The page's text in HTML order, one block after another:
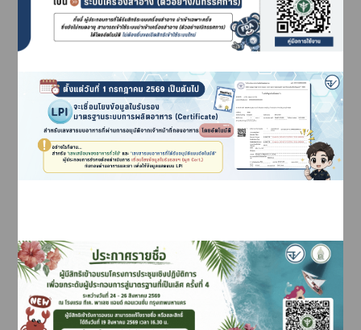
สินค้าส่งคืนจากต่างประเทศ
ตรวจสอบพิกัดศุลกากร
รายชื่อผู้ผ่านการฝึกอบรม
การอายัด-ถอนอายัด
Subscribe
เลือกหัวข้อที่ท่านต้องการ Subscribe
กฎหมาย